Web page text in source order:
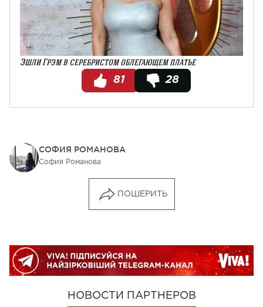
Эшли Грэм в серебристом облегающем платье
81
28
СОФИЯ РОМАНОВА
София Романова
ПОШЕРИТЬ
НОВОСТИ ПАРТНЕРОВ